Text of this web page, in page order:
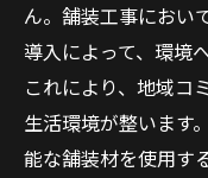
ん。舗装工事におい
導入によって、環境
これにより、地域コ
生活環境が整います
能な舗装材を使用す